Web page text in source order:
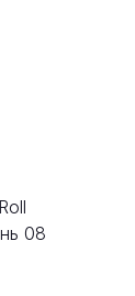
08